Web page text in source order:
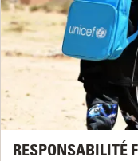
RESPONSABILITÉ